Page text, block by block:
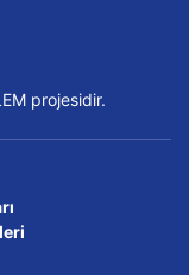
projesidir.